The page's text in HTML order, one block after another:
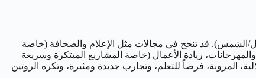
إمكانية استخدام طاقتها القيادية والمبادرة (الحمل/الشمس). قد تنجح في مجالات مثل الإعلام والصحافة (خاصة
ريادة الأعمال (خاصة المشاريع المبتكرة وسريعة
المرونة، فرصاً للتعلم، وتجارب جديدة ومثيرة، وتكره الروتين